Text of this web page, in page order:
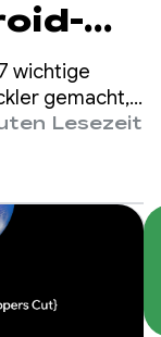
wichtige
gemacht,
Entwicklung
Lesezeit